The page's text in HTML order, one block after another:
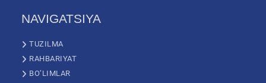
NAVIGATSIYA
TUZILMA
RAHBARIYAT
BO’LIMLAR